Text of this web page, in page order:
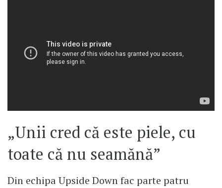
„Unii cred că este piele, cu
toate că nu seamănă”
Din echipa Upside Down fac parte patru